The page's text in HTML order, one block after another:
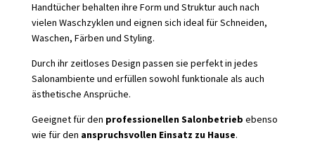
Handtücher behalten ihre Form und Struktur auch nach
vielen Waschzyklen und eignen sich ideal für Schneiden,
Waschen, Färben und Styling.
Durch ihr zeitloses Design passen sie perfekt in jedes
Salonambiente und erfüllen sowohl funktionale als auch
ästhetische Ansprüche.
Geeignet für den professionellen Salonbetrieb ebenso
wie für den anspruchsvollen Einsatz zu Hause.